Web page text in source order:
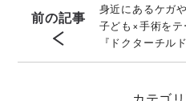
前の記事
身近にあるケガ
子ども×手術を
『ドクターチル